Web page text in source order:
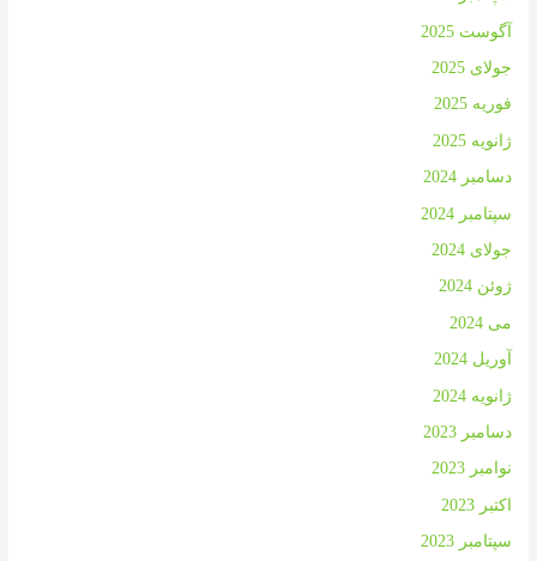
آگوست 2025
جولای 2025
فوریه 2025
ژانویه 2025
دسامبر 2024
سپتامبر 2024
جولای 2024
ژوئن 2024
می 2024
آوریل 2024
ژانویه 2024
دسامبر 2023
نوامبر 2023
اکتبر 2023
سپتامبر 2023